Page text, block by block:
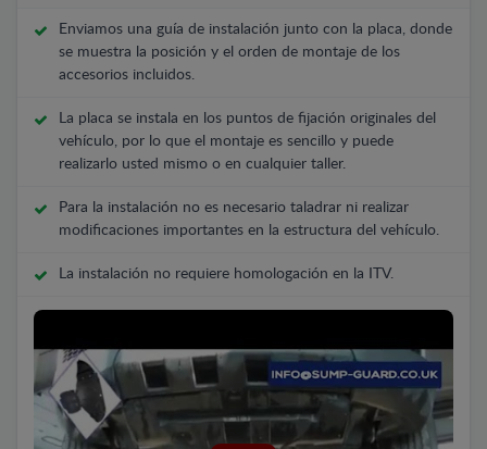
Enviamos una guía de instalación junto con la placa, donde
se muestra la posición y el orden de montaje de los
accesorios incluidos.
La placa se instala en los puntos de fijación originales del
vehículo, por lo que el montaje es sencillo y puede
realizarlo usted mismo o en cualquier taller.
Para la instalación no es necesario taladrar ni realizar
modificaciones importantes en la estructura del vehículo.
La instalación no requiere homologación en la ITV.